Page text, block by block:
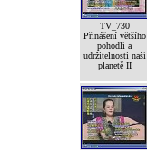
TV_730
Přinášení většího
pohodlí a
udržitelnosti naší
planetě II